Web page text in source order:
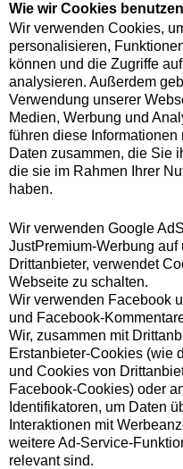
Wie wir Cookies benutzen
Wir verwenden Cookies,
personalisieren,
können und die Zugriffe
analysieren. Außerdem
Verwendung unserer
Medien, Werbung und
führen diese
Daten zusammen, die Sie
die sie im Rahmen Ihrer
haben.
Wir verwenden Google
JustPremium-Werbung
Drittanbieter, verwendet
Webseite zu schalten.
Wir verwenden Facebook
und Facebook-
Wir, zusammen mit
Erstanbieter-Cookies (wie
und Cookies von
Facebook-Cookies) oder
Identifikatoren, um Daten
Interaktionen mit
weitere Ad-Service-
relevant sind.